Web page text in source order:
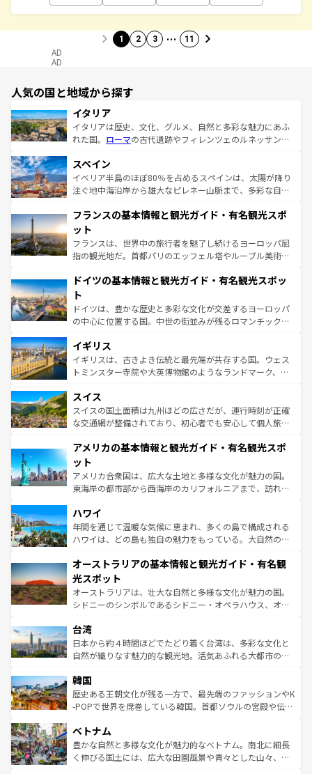
1 2 3 … 11
AD
AD
人気の国と地域から探す
イタリア
イタリアは歴史、文化、グルメ、自然と多彩な魅力にあふ
れた国。 ローマの古代遺跡やフィレンツェのルネッサンス
ろん、トスカーナの美しい田園風景やアマルフィ海岸の絶
景など、自然景観も見逃せない。観光の合間には、本場の
ピザやパスタなど、絶品のイタリア料理を堪能することも
ませてくれるイタリアで、忘れられない旅をしてみよう！
なお、新着のイタリア情報は
しい。
スペイン
イベリア半島のほぼ80％を占めるスペインは、太陽が降り
注ぐ地中海沿岸から雄大なピレネー山脈まで、多彩な自然
文化が根付くこの国では、情熱的なフラメンコ、熱気あふ
れる闘牛、そして美味しいタパスが生活の一部となってい
る。首都マドリードの洗練された雰囲気や、バルセロナの
アートに溢れた街角から、地方では古代ローマ遺跡や中世
せる。地方によって風土や気候が異なるスペインはその個
ンテンツ一覧 を参照してほしい。
フランスの基本情報と観光ガイド・有名観光スポ
ット
フランスは、世界中の旅行者を魅了し続けるヨーロッパ屈
指の観光地だ。首都パリのエッフェル塔やルーブル美術館
で、幅広い魅力が詰まっている。華麗な宮殿、歴史的な大
聖堂、美しいビーチ、そして豊かな自然が、訪れる者を心
から魅了する。また、フランスは美食の国としても知ら
れ、フランス料理はユネスコ無形文化遺産にも登録されて
香り高いラベンダー畑など、多彩な楽しみ方が可能だ。さ
らに、パリ以外の地域にも魅力が溢れており、どの街角に
も豊かな歴史と文化が息づいている。パリ以外の個性あふ
を参照してほしい。
ドイツの基本情報と観光ガイド・有名観光スポッ
ト
ドイツは、豊かな歴史と多彩な文化が交差するヨーロッパ
の中心に位置する国。中世の街並みが残るロマンチック街
顔を持つこの国は、どこを歩いても飽きることがない。ベ
ルリンの文化的活気、バイエルン州のアルプスの絶景、そ
してライン川沿いのワイン畑といった風景は必見。ビール
は、お酒好きな人にはぜひ体験してほしい。 なお、新着の
ドイツ情報はコンテンツ一覧を参照してほしい。
イギリス
イギリスは、古きよき伝統と最先端が共存する国。ウェス
トミンスター寺院や大英博物館のようなランドマーク、歴
リアごとに異なる魅力がある。また、優雅なアフタヌーン
ティー、ビール好きにはたまらない英国パブ、サッカー観
戦など、本場だからこそできる体験も豊富。イギリスを旅
ンツ一覧を参照してほしい。
スイス
スイスの国土面積は九州ほどの広さだが、運行時刻が正確
な交通網が整備されており、初心者でも安心して個人旅行
の建物がそのまま残る町や、スイスならではのユニークな
博物館もあり、アルプス観光だけでなく町歩きも満喫する
ことができる。国民の所得が高いため物価も高いが、旅行
者向けの交通パス提供のサービスもあり、うまく活用すれ
着のスイス情報は
アメリカの基本情報と観光ガイド・有名観光スポ
ット
アメリカ合衆国は、広大な土地と多様な文化が魅力の国。
東海岸の都市部から西海岸のカリフォルニアまで、訪れる
のような巨大都市は、観光、ショッピング、エンターテイ
ンメントが詰まった刺激的なスポットだ。一方、アメリカ
西部には大自然が広がり、グランドキャニオンやイエロー
部のニューオーリンズでは、音楽と美食が融合した独特の
文化が魅力。旅行者はアメリカの各地域で異なる魅力を楽
しみながら、その多様性と豊かな歴史を感じることができ
るだろう。車でのロードトリップや列車の旅も、アメリカ
情報は
ハワイ
年間を通じて温暖な気候に恵まれ、多くの島で構成される
ハワイは、どの島も独自の魅力をもっている。大自然の神
ワイ島は見逃せない。また、定番の観光地といえばオアフ
島だが、静かな自然を求めるならマウイ島やカウアイ島が
おすすめ。エメラルドグリーンに輝く海をはじめ、豊かな
文化や歴史が息づいている。「アロハスピリット」と呼ば
人々、おいしいローカルフードやハワイアンミュージッ
ク、伝統的なフラダンスなど、すべてがハワイの魅力を彩
っている。訪れるたびに新しい発見と感動が待っているハ
はコンテンツ一覧
オーストラリアの基本情報と観光ガイド・有名観
光スポット
オーストラリアは、壮大な自然と多様な文化が魅力の国。
シドニーのシンボルであるシドニー・オペラハウス、オー
リアリーフや大陸中央部にそびえるウルル（エアーズロッ
ク）、タスマニアの美しい原生林やケアンズの熱帯雨林な
ど、見どころがたくさん。また、カフェやワイン、オージ
いる。アクティビティも充実しており、サーフィンやダイ
ビング、ハイキングなど、アウトドア好きにはたまらな
い。オーストラリアの多彩な魅力を存分に味わいつくそ
参照してほしい。
台湾
日本から約４時間ほどでたどり着く台湾は、多彩な文化と
自然が織りなす魅力的な観光地。活気あふれる大都市の台
ン）、静ひつな山岳地帯である台湾東部など、都市の喧騒
と山間の静けさが共存しており、訪れる人に新しい発見と
驚きをもたらしてくれる。また、奥深い台湾の食文化も魅
容にもいいと評判のスイーツなど、バラエティ豊かな料理
が味わえる。 なお、新着の台湾情報は コンテンツ一覧を参
照してほしい。
韓国
歴史ある王朝文化が残る一方で、最先端のファッションやK
-POPで世界を席巻している韓国。首都ソウルの宮殿や伝統
き、地方に足を延ばせば四季折々の自然美を楽しむことが
できる。そして、キムチや焼肉、絶品のストリートフード
まで、さまざまな韓国料理が待っている。夜には、韓国な
ベトナム
豊かな自然と多様な文化が魅力的なベトナム。南北に細長
く伸びる国土には、広大な田園風景や青々とした山々、世